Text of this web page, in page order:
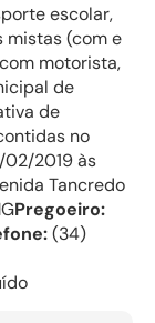
escolar,
mistas (com e
motorista,
de
de
no
02/2019 às
Tancredo
Pregoeiro:
(34)